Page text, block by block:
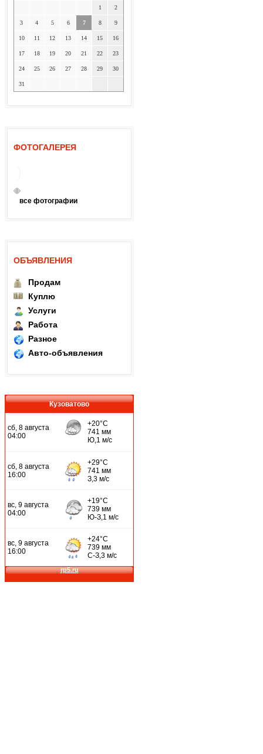
1 2
3 4 5 6 7 8 9
10 11 12 13 14 15 16
17 18 19 20 21 22 23
24 25 26 27 28 29 30
31
ФОТОГАЛЕРЕЯ
все фотографии
ОБЪЯВЛЕНИЯ
Продам
Куплю
Услуги
Работа
Разное
Авто-объявления
Кузоватово